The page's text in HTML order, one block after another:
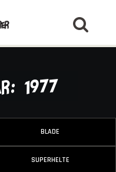
1977
BLADE
SUPERHELTE